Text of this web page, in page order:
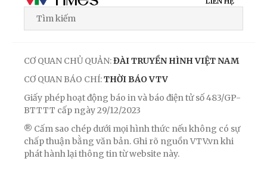
CƠ QUAN CHỦ QUẢN:ĐÀI TRUYỀN HÌNH VIỆT NAM
CƠ QUAN BÁO CHÍ:THỜI BÁO VTV
Giấy phép hoạt động báo in và báo điện tử số 483/GP-
BTTTT cấp ngày 29/12/2023
® Cấm sao chép dưới mọi hình thức nếu không có sự
chấp thuận bằng văn bản. Ghi rõ nguồn VTV.vn khi
phát hành lại thông tin từ website này.